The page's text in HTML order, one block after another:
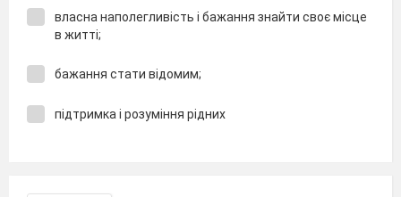
власна наполегливість і бажання знайти своє місце
в житті;
бажання стати відомим;
підтримка і розуміння рідних